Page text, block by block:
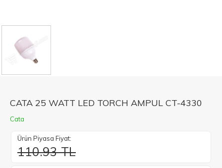
CATA 25 WATT LED TORCH AMPUL CT-4330
Cata
Ürün Piyasa Fiyat:
110.93 TL